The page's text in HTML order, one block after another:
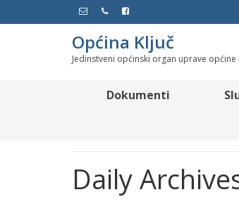
Općina Ključ
Jedinstveni općinski organ uprave općine
Dokumenti
Daily